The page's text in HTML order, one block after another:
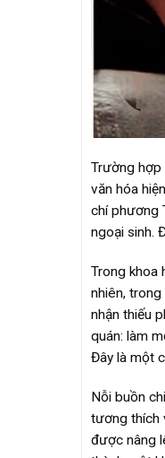
Trường hợp
văn hóa
chí phương
ngoại sinh.
Trong khoa
nhiên,
nhận thiếu
quán: làm
Đây là một
Nỗi buồn
tương thích
được nâng